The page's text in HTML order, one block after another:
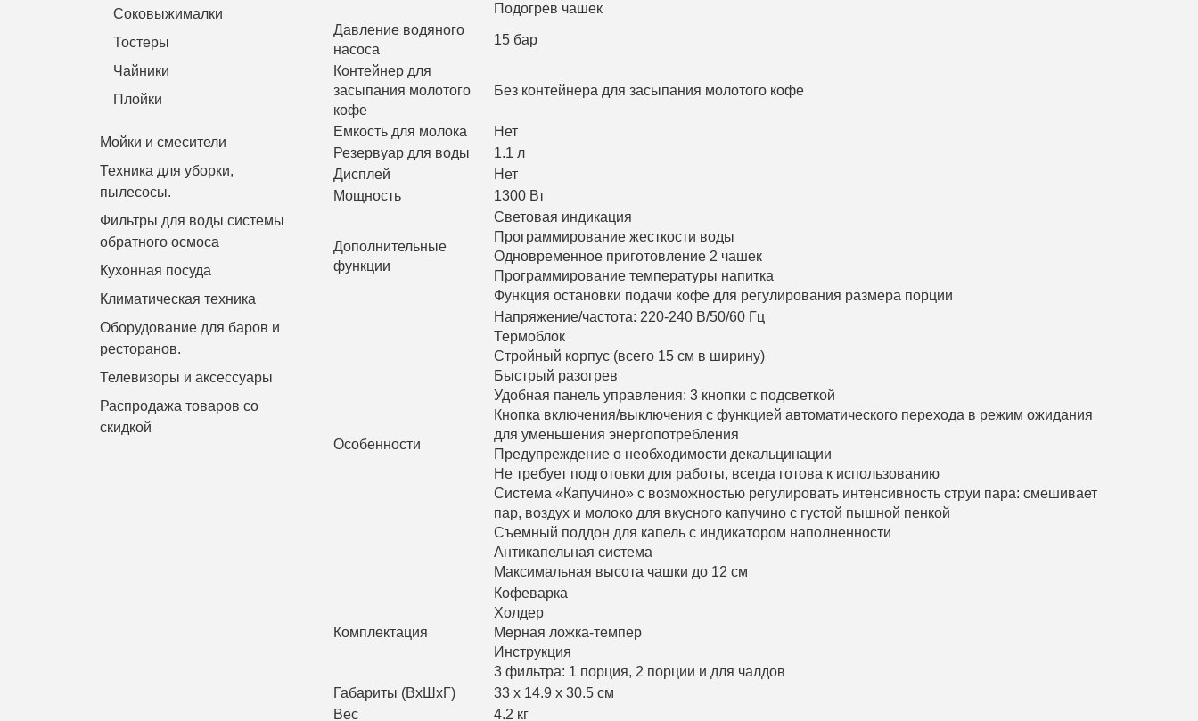
Подогрев чашек
Давление водяного
насоса
15 бар
Контейнер для
засыпания молотого
кофе
Без контейнера для засыпания молотого кофе
Емкость для молока
Нет
Резервуар для воды
1.1 л
Дисплей
Нет
Мощность
1300 Вт
Дополнительные
функции
Световая индикация
Программирование жесткости воды
Одновременное приготовление 2 чашек
Программирование температуры напитка
Функция остановки подачи кофе для регулирования размера порции
Особенности
Напряжение/частота: 220-240 В/50/60 Гц
Термоблок
Стройный корпус (всего 15 см в ширину)
Быстрый разогрев
Удобная панель управления: 3 кнопки с подсветкой
Кнопка включения/выключения с функцией автоматического перехода в режим ожидания
для уменьшения энергопотребления
Предупреждение о необходимости декальцинации
Не требует подготовки для работы, всегда готова к использованию
Система «Капучино» с возможностью регулировать интенсивность струи пара: смешивает
пар, воздух и молоко для вкусного капучино с густой пышной пенкой
Съемный поддон для капель с индикатором наполненности
Антикапельная система
Максимальная высота чашки до 12 см
Комплектация
Кофеварка
Холдер
Мерная ложка-темпер
Инструкция
3 фильтра: 1 порция, 2 порции и для чалдов
Габариты (ВхШхГ)
33 х 14.9 х 30.5 см
Вес
4.2 кг
Соковыжималки
Тостеры
Чайники
Плойки
Мойки и смесители
Техника для уборки,
пылесосы.
Фильтры для воды системы
обратного осмоса
Кухонная посуда
Климатическая техника
Оборудование для баров и
ресторанов.
Телевизоры и аксессуары
Распродажа товаров со
скидкой